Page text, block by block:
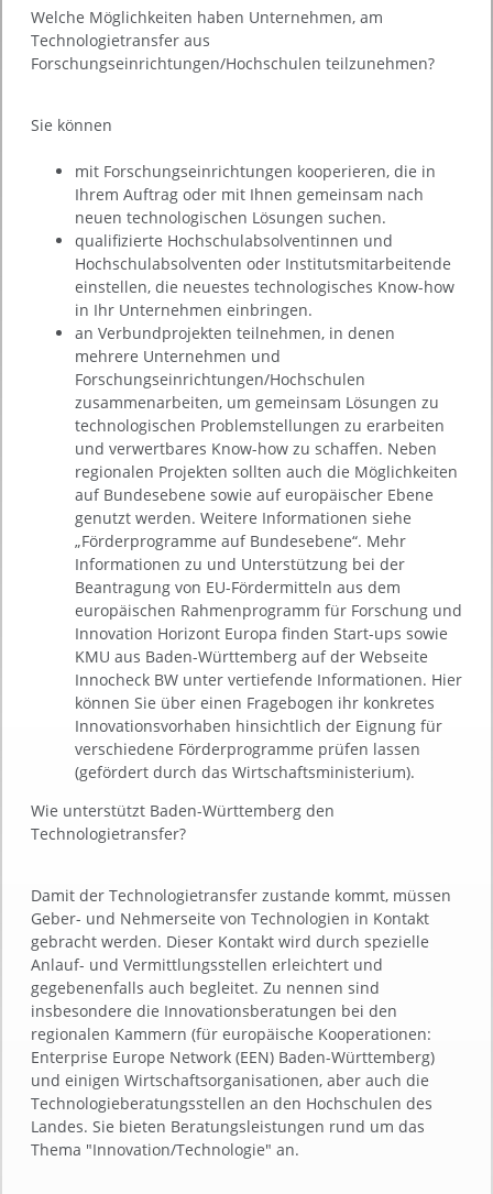
Welche Möglichkeiten haben Unternehmen, am
Technologietransfer aus
Forschungseinrichtungen/Hochschulen teilzunehmen?
Sie können
mit Forschungseinrichtungen kooperieren, die in
Ihrem Auftrag oder mit Ihnen gemeinsam nach
neuen technologischen Lösungen suchen.
qualifizierte Hochschulabsolventinnen und
Hochschulabsolventen oder Institutsmitarbeitende
einstellen, die neuestes technologisches Know-how
in Ihr Unternehmen einbringen.
an Verbundprojekten teilnehmen, in denen
mehrere Unternehmen und
Forschungseinrichtungen/Hochschulen
zusammenarbeiten, um gemeinsam Lösungen zu
technologischen Problemstellungen zu erarbeiten
und verwertbares Know-how zu schaffen. Neben
regionalen Projekten sollten auch die Möglichkeiten
auf Bundesebene sowie auf europäischer Ebene
genutzt werden. Weitere Informationen siehe
„Förderprogramme auf Bundesebene“. Mehr
Informationen zu und Unterstützung bei der
Beantragung von EU-Fördermitteln aus dem
europäischen Rahmenprogramm für Forschung und
Innovation Horizont Europa finden Start-ups sowie
KMU aus Baden-Württemberg auf der Webseite
Innocheck BW unter vertiefende Informationen. Hier
können Sie über einen Fragebogen ihr konkretes
Innovationsvorhaben hinsichtlich der Eignung für
verschiedene Förderprogramme prüfen lassen
(gefördert durch das Wirtschaftsministerium).
Wie unterstützt Baden-Württemberg den
Technologietransfer?
Damit der Technologietransfer zustande kommt, müssen
Geber- und Nehmerseite von Technologien in Kontakt
gebracht werden. Dieser Kontakt wird durch spezielle
Anlauf- und Vermittlungsstellen erleichtert und
gegebenenfalls auch begleitet. Zu nennen sind
insbesondere die Innovationsberatungen bei den
regionalen Kammern (für europäische Kooperationen:
Enterprise Europe Network (EEN) Baden-Württemberg)
und einigen Wirtschaftsorganisationen, aber auch die
Technologieberatungsstellen an den Hochschulen des
Landes. Sie bieten Beratungsleistungen rund um das
Thema "Innovation/Technologie" an.